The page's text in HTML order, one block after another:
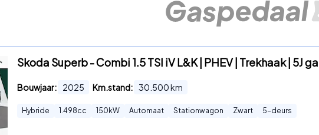
Skoda Superb - Combi 1.5 TSI iV L&K | PHEV | Trekhaak | 5J
Bouwjaar: 2025 Km.stand: 30.500km
Hybride 1.498cc 150 kW Automaat Stationwagon Zwart 5-deurs